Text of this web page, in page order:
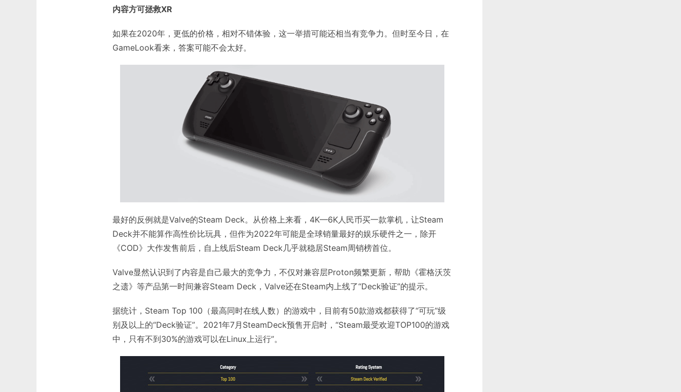
内容方可拯救XR
如果在2020年，更低的价格，相对不错体验，这一举措可能还相当有竞争力。但时至今日，在
GameLook看来，答案可能不会太好。
最好的反例就是Valve的Steam Deck。从价格上来看，4K—6K人民币买一款掌机，让Steam
Deck并不能算作高性价比玩具，但作为2022年可能是全球销量最好的娱乐硬件之一，除开
《COD》大作发售前后，自上线后Steam Deck几乎就稳居Steam周销榜首位。
Valve显然认识到了内容是自己最大的竞争力，不仅对兼容层Proton频繁更新，帮助《霍格沃茨
之遗》等产品第一时间兼容Steam Deck，Valve还在Steam内上线了“Deck验证”的提示。
据统计，Steam Top 100（最高同时在线人数）的游戏中，目前有50款游戏都获得了“可玩”级
别及以上的“Deck验证”。2021年7月SteamDeck预售开启时，“Steam最受欢迎TOP100的游戏
中，只有不到30%的游戏可以在Linux上运行”。